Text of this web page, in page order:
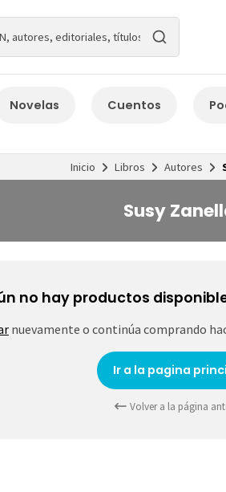
Novelas Cuentos
Inicio Libros Autores
Susy
no hay productos
nuevamente o continúa comprando
Ir a la pagina
Volver a la página